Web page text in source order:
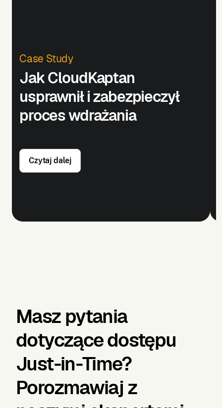
Case Study
Jak CloudKaptan
usprawnił i zabezpieczył
proces wdrażania
Czytaj dalej
Masz pytania
dotyczące dostępu
Just‑in‑Time?
Porozmawiaj z